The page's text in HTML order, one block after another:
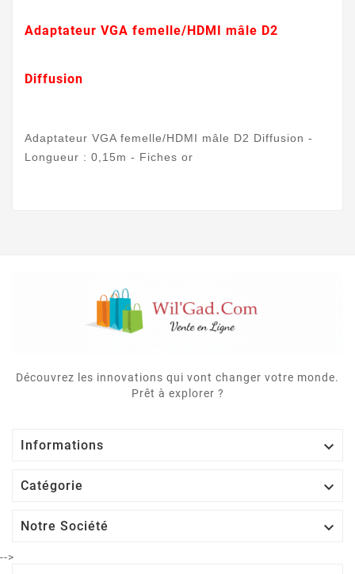
Adaptateur VGA femelle/HDMI mâle D2
Diffusion
Adaptateur VGA femelle/HDMI mâle D2 Diffusion -
Longueur : 0,15m - Fiches or
Découvrez les innovations qui vont changer votre monde.
Prêt à explorer ?
Informations 
Catégorie 
Notre Société 
-->